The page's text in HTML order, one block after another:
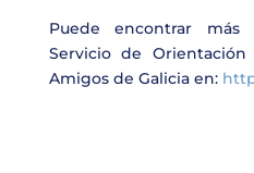
Puede encontrar
Servicio de
Amigos de Galicia en: